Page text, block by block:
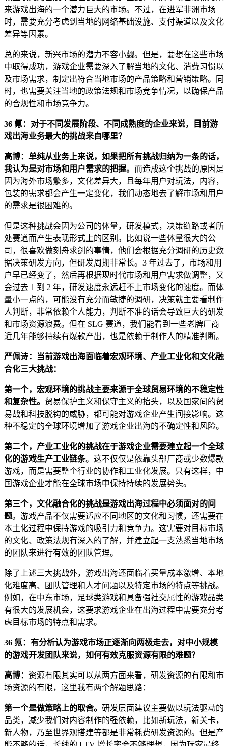
来游戏出海的一个潜力巨大的市场。不过，在进军非洲市场
时，需要充分考虑到当地的网络基础设施、支付渠道以及文化
差异等因素。
总的来说，新兴市场的潜力不容小觑。但是，要想在这些市场
中取得成功，游戏企业需要深入了解当地的文化、消费习惯以
及市场需求，制定出符合当地市场的产品策略和营销策略。同
时，也需要关注当地的政策法规和市场竞争情况，以确保产品
的合规性和市场竞争力。
36 氪：对于不同发展阶段、不同成熟度的企业来说，目前游
戏出海业务最大的挑战来自哪里？
高博：单纯从业务上来说，如果把所有挑战归纳为一条的话，
我认为是对市场和用户需求的把握。 而造成这个挑战的原因是
因为海外市场繁多，文化差异大，且每年用户对玩法，内容，
包装的需求都会产生一定变化，我们动态地去了解市场和用户
的需求是很困难的。
但是这种挑战会因为公司的体量，研发模式，决策链路或者所
处赛道而产生表现形式上的区别。比如说一些体量很大的公
司，很喜欢做刻舟求剑的事情，他们会根据充分调研的历史数
据决策研发方向，但研发周期非常长。3 年过去了，市场和用
户早已经变了，然后再根据现时代市场和用户需求做调整，又
会过去 1 到 2 年，研发速度永远赶不上市场变化的速度。而体
量小一点的，可能没有充分而敏捷的调研，决策就主要看制作
人判断，非常依赖个人能力，判断不准的话会导致巨大的研发
和市场资源浪费。但在 SLG 赛道，我们能看到一些老牌厂商
近几年能够持续有爆款产出，也是依赖于制作人的精准判断。
严佩诗：当前游戏出海面临着宏观环境、产业工业化和文化融
合化三大挑战：
第一个，宏观环境的挑战主要来源于全球贸易环境的不稳定性
和复杂性。 贸易保护主义和保守主义的抬头，以及国家间的贸
易战和科技脱钩的威胁，都可能对游戏企业产生间接影响。这
种不稳定的全球环境增加了游戏企业出海的不确定性和风险。
第二个，产业工业化的挑战在于游戏企业需要建立起一个全球
化的游戏生产工业链条。这不仅仅是依靠头部厂商或少数爆款
游戏，而是需要整个行业的协作和工业化发展。只有这样，中
国游戏企业才能在全球市场中保持持续的发展势头。
第三个，文化融合化的挑战是游戏出海过程中必须面对的问
题。游戏产品不仅需要适应不同地区的文化和习惯，还需要在
本土化过程中保持游戏的吸引力和竞争力。这需要对目标市场
的文化、政策法规有深入的了解，并建立起一支熟悉当地市场
的团队来进行有效的团队管理。
除了上述三大挑战外，游戏出海还面临着买量成本激增、本地
化难度高、团队管理和人才问题以及特定市场的特点等挑战。
例如，在中东市场，足球类游戏和具备强社交属性的游戏品类
有很大的发展机会，这要求游戏企业在出海过程中需要充分考
虑目标市场的特点和需求。
36 氪：有分析认为游戏市场正逐渐向两极走去，对中小规模
的游戏开发团队来说，如何有效克服资源有限的难题？
高博： 资源有限其实可以从两方面来看，研发资源的有限和市
场资源的有限，这里我有两个解题思路：
第一个是做策略上的取舍。 研发层面建议主要做以玩法驱动的
品类，减少我们对内容制作的强依赖，比如新玩法，新关卡，
新人物，乃至世界观搭建等都是非常耗费研发资源的。但是产